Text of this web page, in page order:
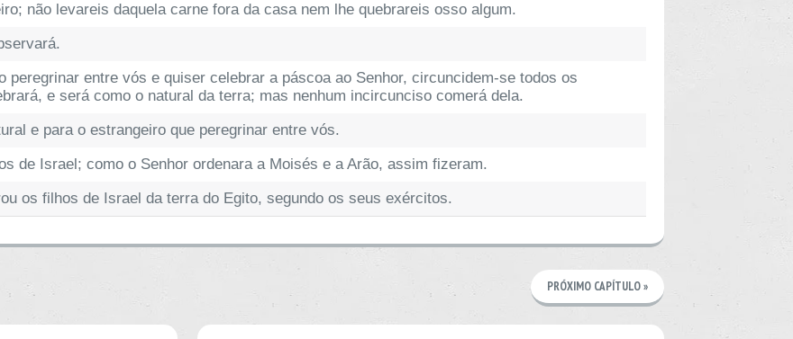
não levareis daquela carne fora da casa nem lhe quebrareis osso algum.
peregrinar entre vós e quiser celebrar a páscoa ao Senhor, circuncidem-se todos os
e será como o natural da terra; mas nenhum incircunciso comerá dela.
e para o estrangeiro que peregrinar entre vós.
de Israel; como o Senhor ordenara a Moisés e a Arão, assim fizeram.
os filhos de Israel da terra do Egito, segundo os seus exércitos.
PRÓXIMO CAPÍTULO »